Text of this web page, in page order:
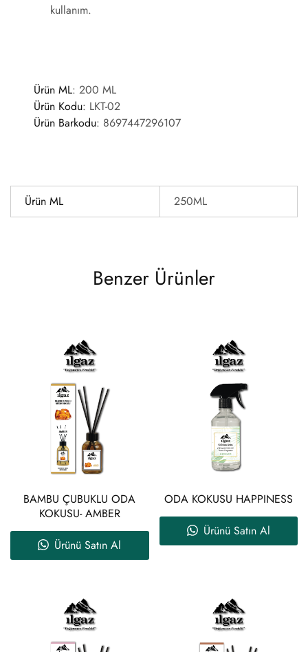
kullanım.
Ürün ML: 200 ML
Ürün Kodu: LKT-02
Ürün Barkodu: 8697447296107
Ürün ML 250ML
Benzer Ürünler
BAMBU ÇUBUKLU ODA
KOKUSU- AMBER
Ürünü Satın Al
ODA KOKUSU HAPPINESS
Ürünü Satın Al